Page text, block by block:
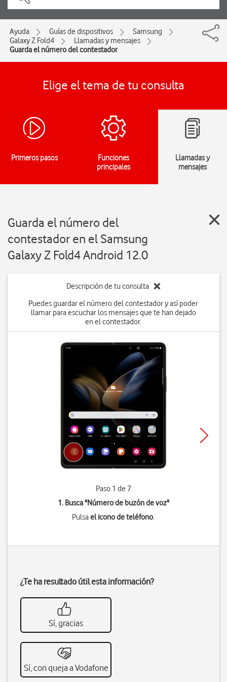
Ayuda Guías de dispositivos
Samsung
Galaxy Z Fold4
Llamadas y mensajes
Guarda el número del contestador
Elige el tema de tu consulta
Primeros pasos
Funciones
principales
Llamadas y
mensajes
Guarda el número del
contestador en el Samsung
Galaxy Z Fold4 Android 12.0
Descripción de tu consulta
Puedes guardar el número del contestador y así poder
llamar para escuchar los mensajes que te han dejado
en el contestador.
Paso 1 de 7
1. Busca "Número de buzón de voz"
Pulsael icono de teléfono.
¿Te ha resultado útil esta información?
Sí, gracias
Sí, con queja a Vodafone